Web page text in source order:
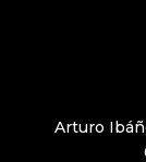
Arturo